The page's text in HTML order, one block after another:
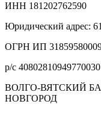
ИНН 181202762590
Юридический адрес:
ОГРН ИП
р/с
ВОЛГО-ВЯТСКИЙ
НОВГОРОД